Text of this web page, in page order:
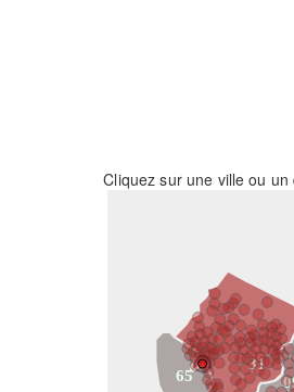
Cliquez sur une ville ou
31
65